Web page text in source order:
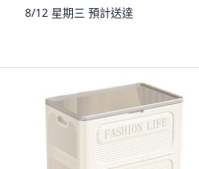
8/12 星期三 預計送達